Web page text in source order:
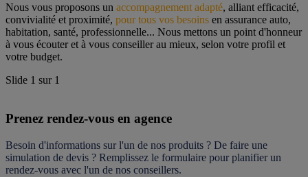
Nous vous proposons un accompagnement adapté, alliant efficacité,
convivialité et proximité, pour tous vos besoins en assurance auto,
habitation, santé, professionnelle... Nous mettons un point d'honneur
à vous écouter et à vous conseiller au mieux, selon votre profil et
votre budget.
Slide 1 sur 1
Prenez rendez-vous en agence
Besoin d'informations sur l'un de nos produits ? De faire une
simulation de devis ? Remplissez le formulaire pour planifier un
rendez-vous avec l'un de nos conseillers.